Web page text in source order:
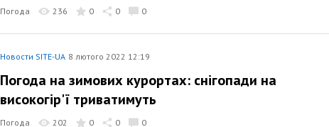
Погода 236 0 0 0
Новости SITE-UA 8 лютого 2022 12:19
Погода на зимових курортах: снігопади на
високогір'ї триватимуть
Погода 202 0 0 0